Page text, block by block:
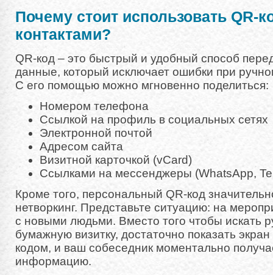
Почему стоит использовать QR-
контактами?
QR-код – это быстрый и удобный способ
данные, который исключает ошибки при
С его помощью можно мгновенно поделиться:
Номером телефона
Ссылкой на профиль в социальных сетях
Электронной почтой
Адресом сайта
Визитной карточкой (vCard)
Ссылками на мессенджеры (WhatsApp,
Кроме того, персональный QR-код
нетворкинг. Представьте ситуацию: на
с новыми людьми. Вместо того чтобы искать
бумажную визитку, достаточно показать
кодом, и ваш собеседник моментально
информацию.